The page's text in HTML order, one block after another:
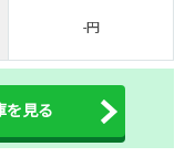
-円
を見る